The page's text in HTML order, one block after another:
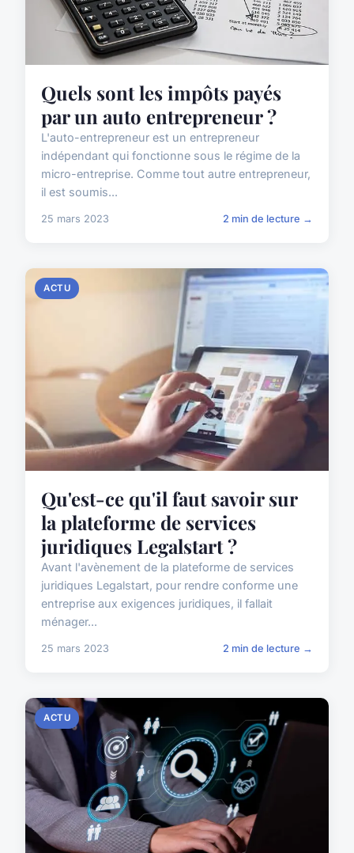
Quels sont les impôts payés
par un auto entrepreneur ?
L'auto-entrepreneur est un entrepreneur
indépendant qui fonctionne sous le régime de la
micro-entreprise. Comme tout autre entrepreneur,
il est soumis...
25 mars 2023 2 min de lecture →
ACTU
Qu'est-ce qu'il faut savoir sur
la plateforme de services
juridiques Legalstart ?
Avant l'avènement de la plateforme de services
juridiques Legalstart, pour rendre conforme une
entreprise aux exigences juridiques, il fallait
ménager...
25 mars 2023 2 min de lecture →
ACTU